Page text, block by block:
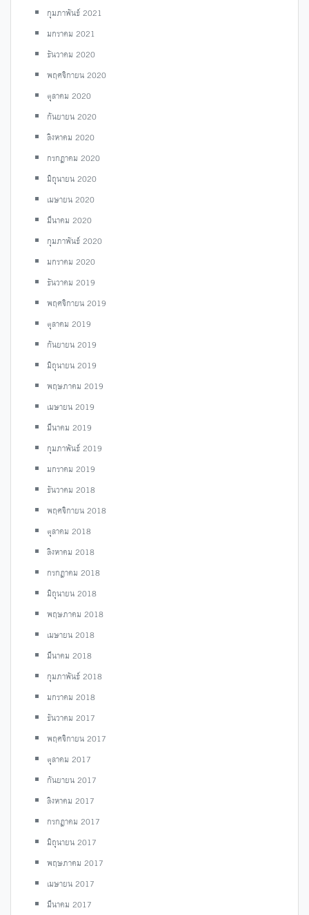
กุมภาพันธ์ 2021
มกราคม 2021
ธันวาคม 2020
พฤศจิกายน 2020
ตุลาคม 2020
กันยายน 2020
สิงหาคม 2020
กรกฎาคม 2020
มิถุนายน 2020
เมษายน 2020
มีนาคม 2020
กุมภาพันธ์ 2020
มกราคม 2020
ธันวาคม 2019
พฤศจิกายน 2019
ตุลาคม 2019
กันยายน 2019
มิถุนายน 2019
พฤษภาคม 2019
เมษายน 2019
มีนาคม 2019
กุมภาพันธ์ 2019
มกราคม 2019
ธันวาคม 2018
พฤศจิกายน 2018
ตุลาคม 2018
สิงหาคม 2018
กรกฎาคม 2018
มิถุนายน 2018
พฤษภาคม 2018
เมษายน 2018
มีนาคม 2018
กุมภาพันธ์ 2018
มกราคม 2018
ธันวาคม 2017
พฤศจิกายน 2017
ตุลาคม 2017
กันยายน 2017
สิงหาคม 2017
กรกฎาคม 2017
มิถุนายน 2017
พฤษภาคม 2017
เมษายน 2017
มีนาคม 2017